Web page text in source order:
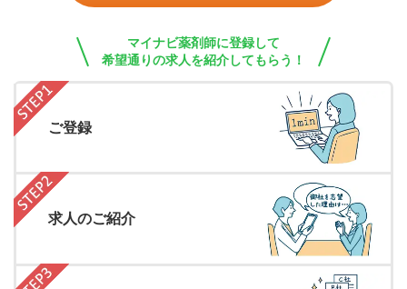
マイナビ薬剤師に登録して
希望通りの求人を紹介してもらう！
ご登録
求人のご紹介